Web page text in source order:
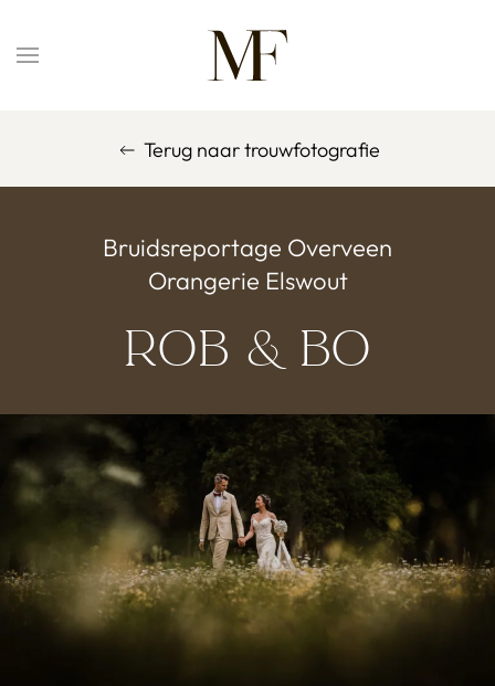
Overslaan en naar de inhoud gaan
Terug naar trouwfotografie
Bruidsreportage Overveen
Orangerie Elswout
Rob & Bo